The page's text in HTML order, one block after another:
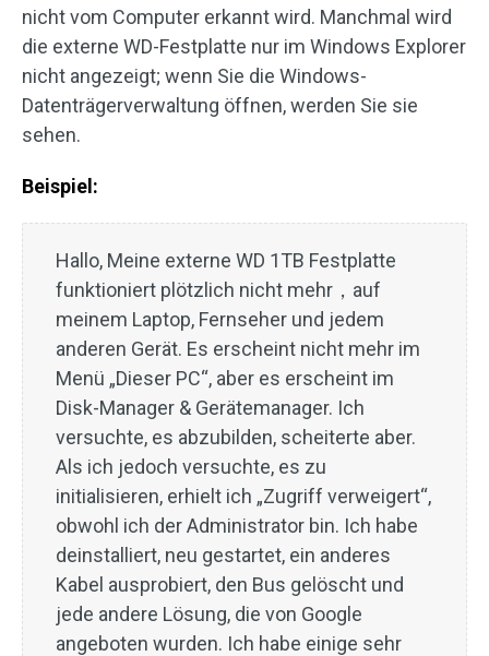
nicht vom Computer erkannt wird. Manchmal wird
die externe WD-Festplatte nur im Windows Explorer
nicht angezeigt; wenn Sie die Windows-
Datenträgerverwaltung öffnen, werden Sie sie
sehen.
Beispiel:
Hallo, Meine externe WD 1TB Festplatte
funktioniert plötzlich nicht mehr，auf
meinem Laptop, Fernseher und jedem
anderen Gerät. Es erscheint nicht mehr im
Menü „Dieser PC“, aber es erscheint im
Disk-Manager & Gerätemanager. Ich
versuchte, es abzubilden, scheiterte aber.
Als ich jedoch versuchte, es zu
initialisieren, erhielt ich „Zugriff verweigert“,
obwohl ich der Administrator bin. Ich habe
deinstalliert, neu gestartet, ein anderes
Kabel ausprobiert, den Bus gelöscht und
jede andere Lösung, die von Google
angeboten wurden. Ich habe einige sehr